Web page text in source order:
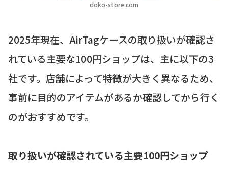
doko-store.com
2025年現在、AirTagケースの取り扱いが確認さ
れている主要な100円ショップは、主に以下の3
社です。店舗によって特徴が大きく異なるため、
事前に目的のアイテムがあるか確認してから行く
のがおすすめです。
取り扱いが確認されている主要100円ショップ